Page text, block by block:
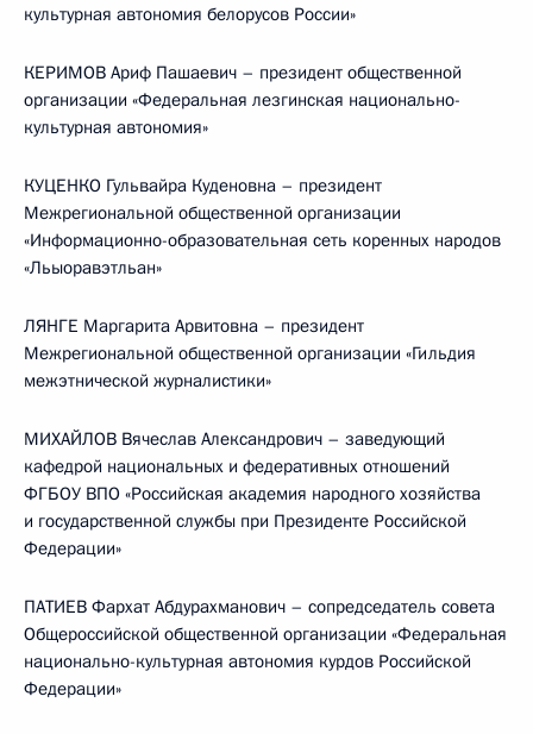
культурная автономия белорусов России»
КЕРИМОВ Ариф Пашаевич – президент общественной
организации «Федеральная лезгинская национально-
культурная автономия»
КУЦЕНКО Гульвайра Куденовна – президент
Межрегиональной общественной организации
«Информационно-образовательная сеть коренных народов
«Льыоравэтльан»
ЛЯНГЕ Маргарита Арвитовна – президент
Межрегиональной общественной организации «Гильдия
межэтнической журналистики»
МИХАЙЛОВ Вячеслав Александрович – заведующий
кафедрой национальных и федеративных отношений
ФГБОУ ВПО «Российская академия народного хозяйства
и государственной службы при Президенте Российской
Федерации»
ПАТИЕВ Фархат Абдурахманович – сопредседатель совета
Общероссийской общественной организации «Федеральная
национально-культурная автономия курдов Российской
Федерации»